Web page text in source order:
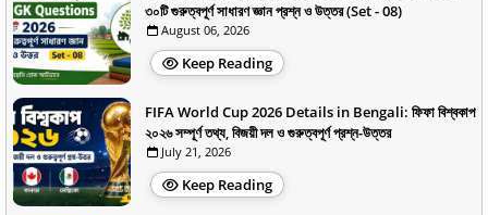
৩০টি গুরুত্বপূর্ণ সাধারণ জ্ঞান প্রশ্ন ও উত্তর (Set - 08)
August 06, 2026
Keep Reading
FIFA World Cup 2026 Details in Bengali: ফিফা বিশ্বকাপ
২০২৬ সম্পূর্ণ তথ্য, বিজয়ী দল ও গুরুত্বপূর্ণ প্রশ্ন-উত্তর
July 21, 2026
Keep Reading